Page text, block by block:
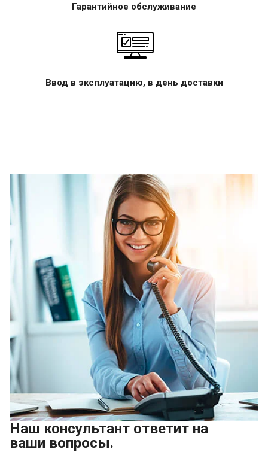
Гарантийное обслуживание
Ввод в эксплуатацию, в день доставки
Наш консультант ответит на
ваши вопросы.